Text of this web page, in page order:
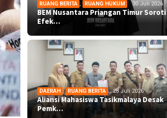
RUANG BERITA , RUANG HUKUM 30 Juli 2026
BEM Nusantara Priangan Timur Soroti
Efek…
DAERAH , RUANG BERITA 28 Juli 2026
Aliansi Mahasiswa Tasikmalaya Desak
Pemk…